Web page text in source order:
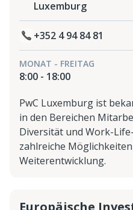
Luxemburg
+352 4 94 84 81
MONAT - FREITAG
8:00 - 18:00
PwC Luxemburg ist
in den Bereichen
Diversität und Work-
zahlreiche
Weiterentwicklung.
Europäische